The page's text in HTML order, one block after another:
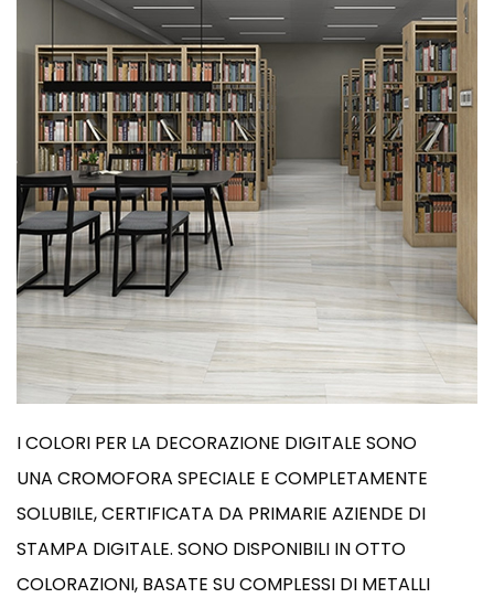
I COLORI PER LA DECORAZIONE DIGITALE SONO
UNA CROMOFORA SPECIALE E COMPLETAMENTE
SOLUBILE, CERTIFICATA DA PRIMARIE AZIENDE DI
STAMPA DIGITALE. SONO DISPONIBILI IN OTTO
COLORAZIONI, BASATE SU COMPLESSI DI METALLI